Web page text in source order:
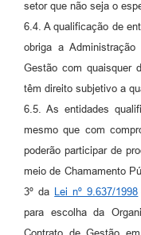
setor que não seja o
6.4. A qualificação de
obriga a
Gestão com quaisquer
têm direito subjetivo a
6.5. As entidades
mesmo que com
poderão participar de
meio de Chamamento
3º da
Lei nº 9.637/1998
para escolha da